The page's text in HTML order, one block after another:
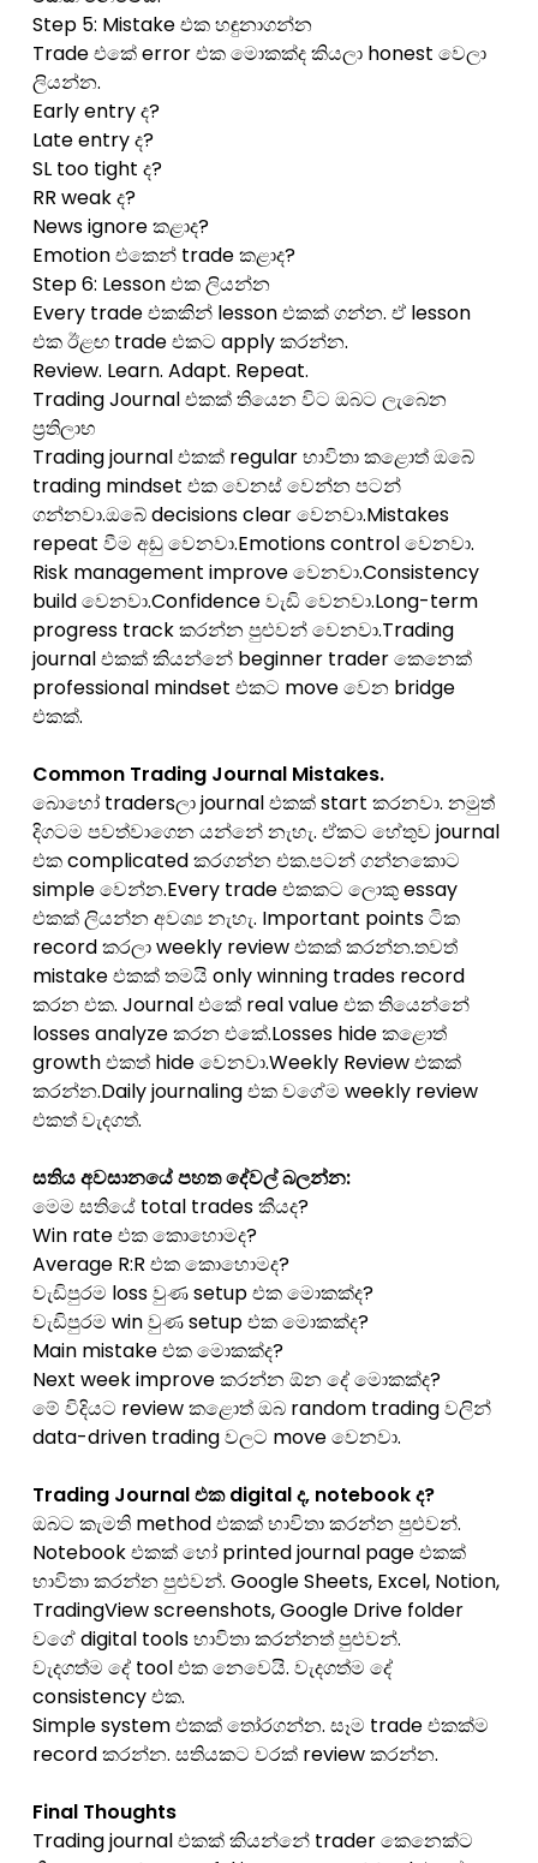
Step 5: Mistake එක හඳුනාගන්න
Trade එකේ error එක මොකක්ද කියලා honest වෙලා
ලියන්න.
Early entry ද?
Late entry ද?
SL too tight ද?
RR weak ද?
News ignore කළාද?
Emotion එකෙන් trade කළාද?
Step 6: Lesson එක ලියන්න
Every trade එකකින් lesson එකක් ගන්න. ඒ lesson
එක ඊළඟ trade එකට apply කරන්න.
Review. Learn. Adapt. Repeat.
Trading Journal එකක් තියෙන විට ඔබට ලැබෙන
ප්‍රතිලාභ
Trading journal එකක් regular භාවිතා කළොත් ඔබේ
trading mindset එක වෙනස් වෙන්න පටන්
ගන්නවා.ඔබේ decisions clear වෙනවා.Mistakes
repeat වීම අඩු වෙනවා.Emotions control වෙනවා.
Risk management improve වෙනවා.Consistency
build වෙනවා.Confidence වැඩි වෙනවා.Long-term
progress track කරන්න පුළුවන් වෙනවා.Trading
journal එකක් කියන්නේ beginner trader කෙනෙක්
professional mindset එකට move වෙන bridge
එකක්.
Common Trading Journal Mistakes.
බොහෝ tradersලා journal එකක් start කරනවා. නමුත්
දිගටම පවත්වාගෙන යන්නේ නැහැ. ඒකට හේතුව journal
එක complicated කරගන්න එක.පටන් ගන්නකොට
simple වෙන්න.Every trade එකකට ලොකු essay
එකක් ලියන්න අවශ්‍ය නැහැ. Important points ටික
record කරලා weekly review එකක් කරන්න.තවත්
mistake එකක් තමයි only winning trades record
කරන එක. Journal එකේ real value එක තියෙන්නේ
losses analyze කරන එකේ.Losses hide කළොත්
growth එකත් hide වෙනවා.Weekly Review එකක්
කරන්න.Daily journaling එක වගේම weekly review
එකත් වැදගත්.
සතිය අවසානයේ පහත දේවල් බලන්න:
මෙම සතියේ total trades කීයද?
Win rate එක කොහොමද?
Average R:R එක කොහොමද?
වැඩිපුරම loss වුණ setup එක මොකක්ද?
වැඩිපුරම win වුණ setup එක මොකක්ද?
Main mistake එක මොකක්ද?
Next week improve කරන්න ඕන දේ මොකක්ද?
මේ විදියට review කළොත් ඔබ random trading වලින්
data-driven trading වලට move වෙනවා.
Trading Journal එක digital ද, notebook ද?
ඔබට කැමති method එකක් භාවිතා කරන්න පුළුවන්.
Notebook එකක් හෝ printed journal page එකක්
භාවිතා කරන්න පුළුවන්. Google Sheets, Excel, Notion,
TradingView screenshots, Google Drive folder
වගේ digital tools භාවිතා කරන්නත් පුළුවන්.
වැදගත්ම දේ tool එක නෙවෙයි. වැදගත්ම දේ
consistency එක.
Simple system එකක් තෝරගන්න. සෑම trade එකක්ම
record කරන්න. සතියකට වරක් review කරන්න.
Final Thoughts
Trading journal එකක් කියන්නේ trader කෙනෙක්ට